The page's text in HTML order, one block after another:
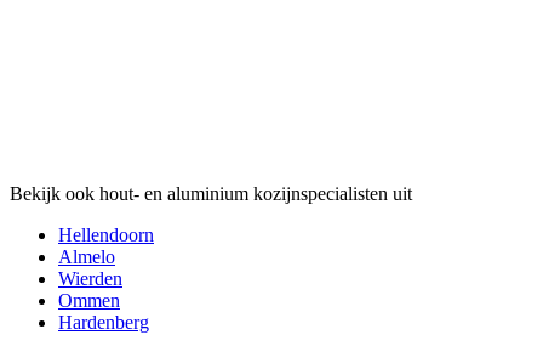
Bekijk ook hout- en aluminium kozijnspecialisten uit
Hellendoorn
Almelo
Wierden
Ommen
Hardenberg